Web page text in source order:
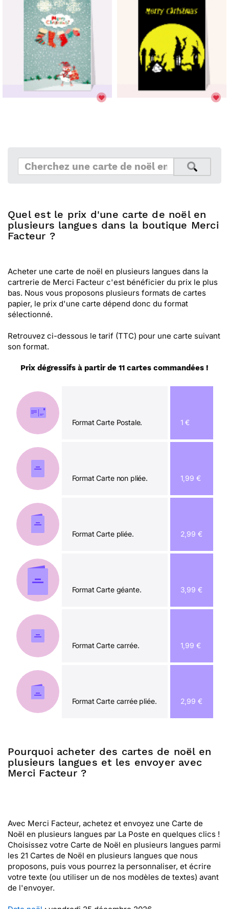
Quel est le prix d'une carte de noël en
plusieurs langues dans la boutique Merci
Facteur ?
Acheter une carte de noël en plusieurs langues dans la
cartrerie de Merci Facteur c'est bénéficier du prix le plus
bas. Nous vous proposons plusieurs formats de cartes
papier, le prix d'une carte dépend donc du format
sélectionné.
Retrouvez ci-dessous le tarif (TTC) pour une carte suivant
son format.
Prix dégressifs à partir de 11 cartes commandées !
Format Carte Postale. 1 €
Format Carte non pliée. 1,99 €
Format Carte pliée. 2,99 €
Format Carte géante. 3,99 €
Format Carte carrée. 1,99 €
Format Carte carrée pliée. 2,99 €
Pourquoi acheter des cartes de noël en
plusieurs langues et les envoyer avec
Merci Facteur ?
Avec Merci Facteur, achetez et envoyez une Carte de
Noël en plusieurs langues par La Poste en quelques clics !
Choisissez votre Carte de Noël en plusieurs langues parmi
les 21 Cartes de Noël en plusieurs langues que nous
proposons, puis vous pourrez la personnaliser, et écrire
votre texte (ou utiliser un de nos modèles de textes) avant
de l'envoyer.